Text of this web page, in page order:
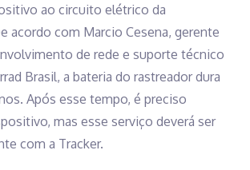
ao circuito elétrico da
acordo com Marcio Cesena, gerente
de rede e suporte técnico
Brasil, a bateria do rastreador dura
Após esse tempo, é preciso
mas esse serviço deverá ser
com a Tracker.